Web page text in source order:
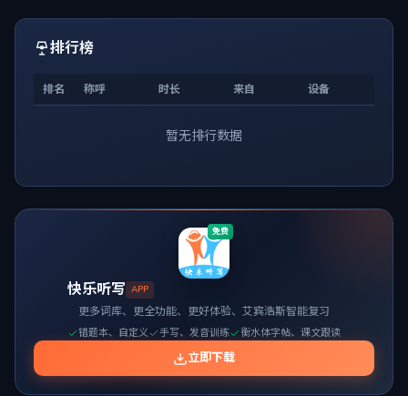
排行榜
排名 称呼 时长 来自 设备
暂无排行数据
免费
快乐听写 APP
更多词库、更全功能、更好体验、艾宾浩斯智能复习
错题本、自定义 手写、发音训练 衡水体字帖、课文跟读
立即下载